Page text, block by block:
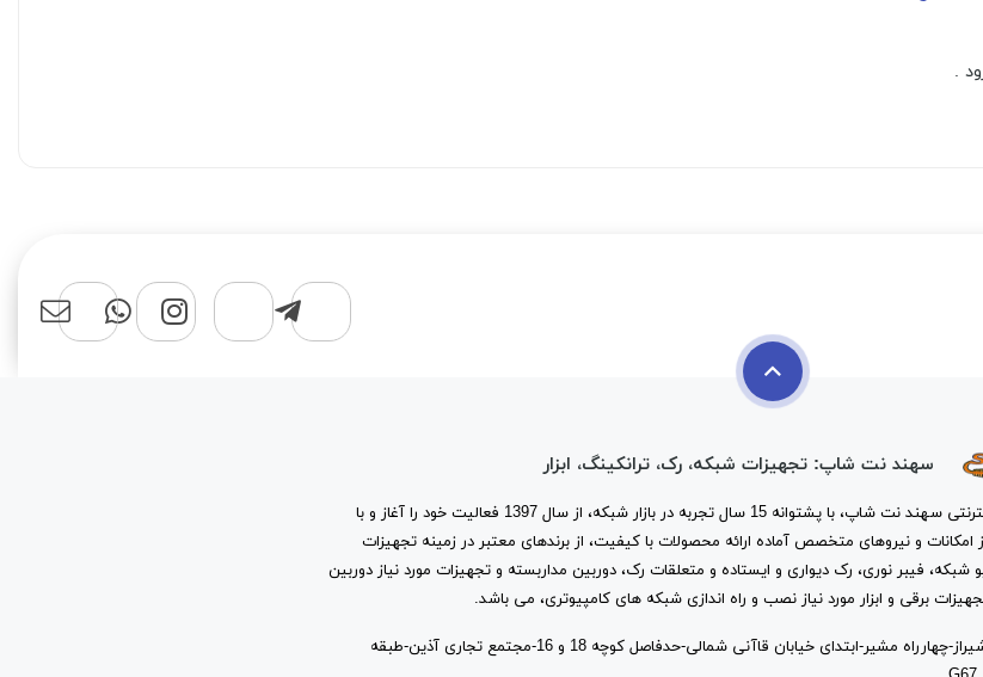
سهند نت شاپ: تجهیزات شبکه، رک، ترانکینگ، ابزار
فروشگاه اینترنتی سهند نت شاپ، با پشتوانه 15 سال تجربه در بازار شبکه، از سال 1397 فعالیت خود را آغاز و با
امکانات و نیروهای متخصص آماده ارائه محصولات با کیفیت، از برندهای معتبر در زمینه تجهیزات
شبکه، فیبر نوری، رک دیواری و ایستاده و متعلقات رک، دوربین مداربسته و تجهیزات مورد نیاز دوربین
برقی و ابزار مورد نیاز نصب و راه اندازی شبکه های کامپیوتری، می باشد.
نشانی: شیراز-چهارراه مشیر-ابتدای خیابان قاآنی شمالی-حدفاصل کوچه 18 و 16-مجتمع تجاری آذین-طبقه